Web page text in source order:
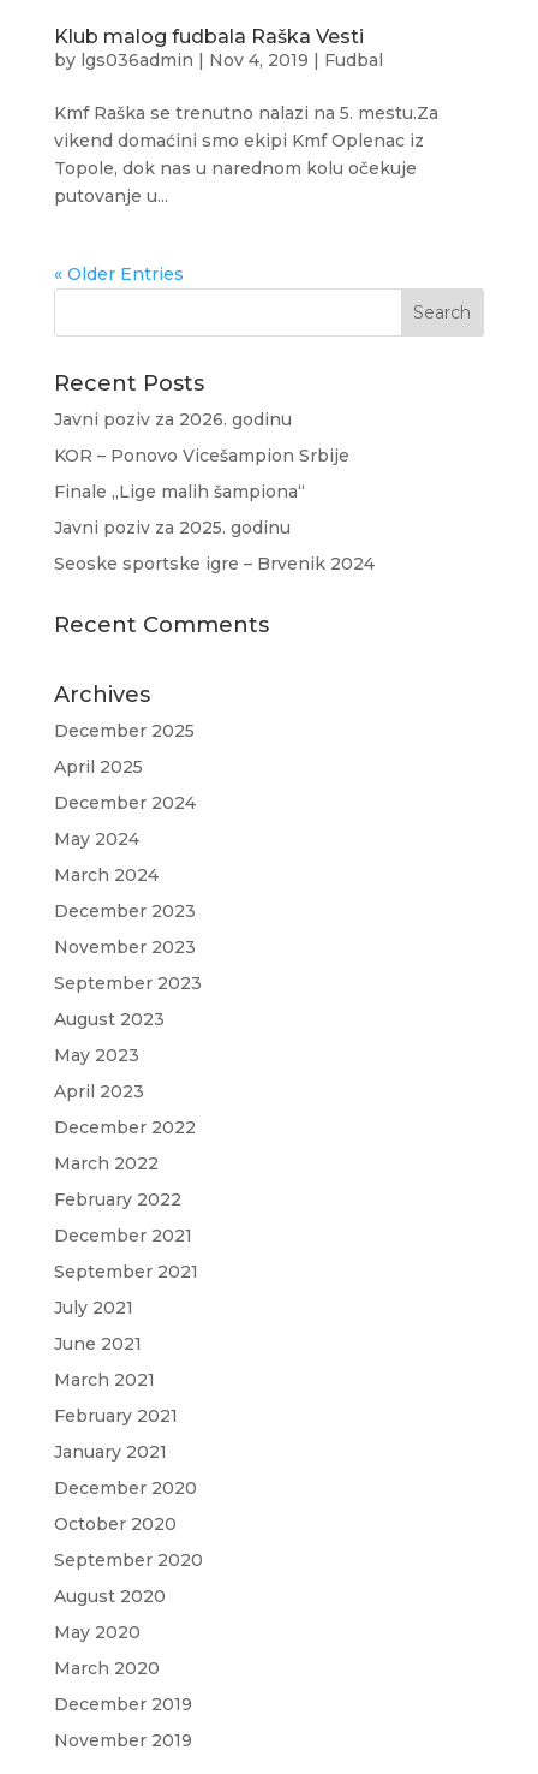
Klub malog fudbala Raška Vesti
by lgs036admin | Nov 4, 2019 | Fudbal
Kmf Raška se trenutno nalazi na 5. mestu.Za
vikend domaćini smo ekipi Kmf Oplenac iz
Topole, dok nas u narednom kolu očekuje
putovanje u...
« Older Entries
Recent Posts
Javni poziv za 2026. godinu
KOR – Ponovo Vicešampion Srbije
Finale „Lige malih šampiona“
Javni poziv za 2025. godinu
Seoske sportske igre – Brvenik 2024
Recent Comments
Archives
December 2025
April 2025
December 2024
May 2024
March 2024
December 2023
November 2023
September 2023
August 2023
May 2023
April 2023
December 2022
March 2022
February 2022
December 2021
September 2021
July 2021
June 2021
March 2021
February 2021
January 2021
December 2020
October 2020
September 2020
August 2020
May 2020
March 2020
December 2019
November 2019